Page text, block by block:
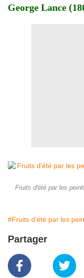
George Lance
Fruits d'été par les
#Fruits d'été par les
Partager